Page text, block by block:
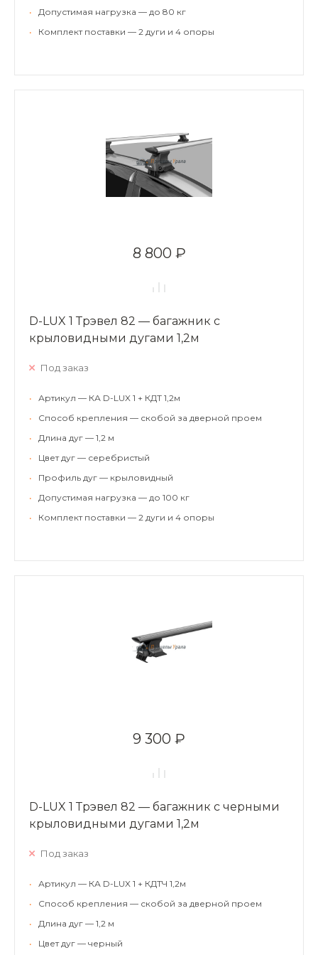
•
Допустимая нагрузка — до 80 кг
•
Комплект поставки — 2 дуги и 4 опоры
8 800 ₽
D-LUX 1 Трэвел 82 — багажник с
крыловидными дугами 1,2м
Под заказ
•
Артикул — КА D-LUX 1 + КДТ 1,2м
•
Способ крепления — скобой за дверной проем
•
Длина дуг — 1,2 м
•
Цвет дуг — серебристый
•
Профиль дуг — крыловидный
•
Допустимая нагрузка — до 100 кг
•
Комплект поставки — 2 дуги и 4 опоры
9 300 ₽
D-LUX 1 Трэвел 82 — багажник с черными
крыловидными дугами 1,2м
Под заказ
•
Артикул — КА D-LUX 1 + КДТЧ 1,2м
•
Способ крепления — скобой за дверной проем
•
Длина дуг — 1,2 м
•
Цвет дуг — черный